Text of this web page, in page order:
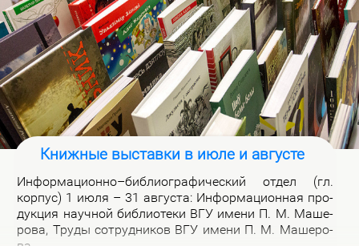
Книжные выставки в июле и августе
Ин­фор­ма­ци­он­но–биб­лио­гра­фи­че­ский от­дел (гл.
кор­пус) 1 июля – 31 ав­гу­ста: Ин­фор­ма­ци­он­ная про­
дук­ция на­уч­ной биб­лио­те­ки ВГУ име­ни П. М. Ма­ше­
ро­ва, Тру­ды со­труд­ни­ков ВГУ име­ни П. М. Ма­ше­ро­